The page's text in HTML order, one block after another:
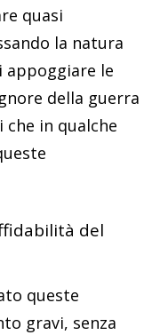
quasi
la natura
le
della guerra
che in qualche
del
queste
gravi, senza